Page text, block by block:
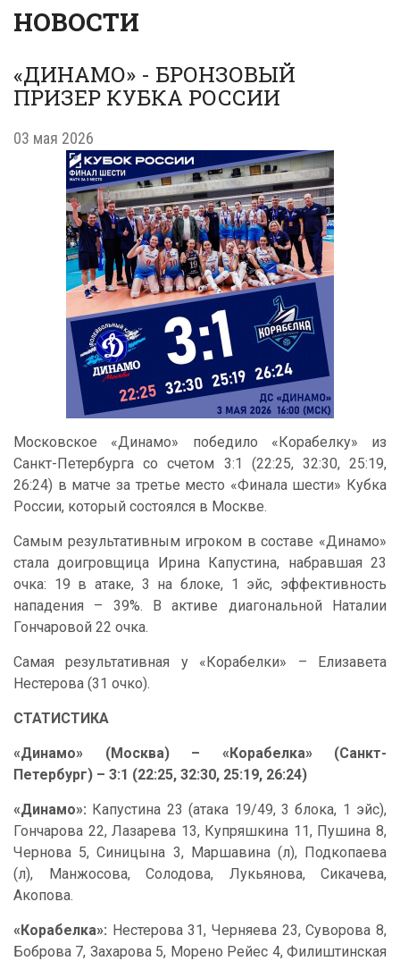
НОВОСТИ
«ДИНАМО» - БРОНЗОВЫЙ
ПРИЗЕР КУБКА РОССИИ
03 мая 2026
Московское «Динамо» победило «Корабелку» из
Санкт-Петербурга со счетом 3:1 (22:25, 32:30, 25:19,
26:24) в матче за третье место «Финала шести» Кубка
России, который состоялся в Москве.
Самым результативным игроком в составе «Динамо»
стала доигровщица Ирина Капустина, набравшая 23
очка: 19 в атаке, 3 на блоке, 1 эйс, эффективность
нападения – 39%. В активе диагональной Наталии
Гончаровой 22 очка.
Самая результативная у «Корабелки» – Елизавета
Нестерова (31 очко).
СТАТИСТИКА
«Динамо» (Москва) – «Корабелка» (Санкт-
Петербург) – 3:1 (22:25, 32:30, 25:19, 26:24)
«Динамо»: Капустина 23 (атака 19/49, 3 блока, 1 эйс),
Гончарова 22, Лазарева 13, Купряшкина 11, Пушина 8,
Чернова 5, Синицына 3, Маршавина (л), Подкопаева
(л), Манжосова, Солодова, Лукьянова, Сикачева,
Акопова.
«Корабелка»: Нестерова 31, Черняева 23, Суворова 8,
Боброва 7, Захарова 5, Морено Рейес 4, Филиштинская